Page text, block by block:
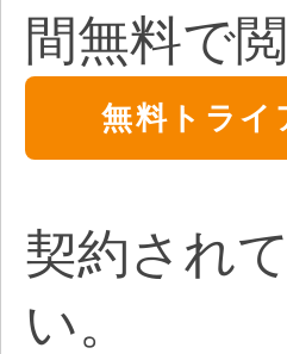
間無料で
無料トライ
契約され
い。